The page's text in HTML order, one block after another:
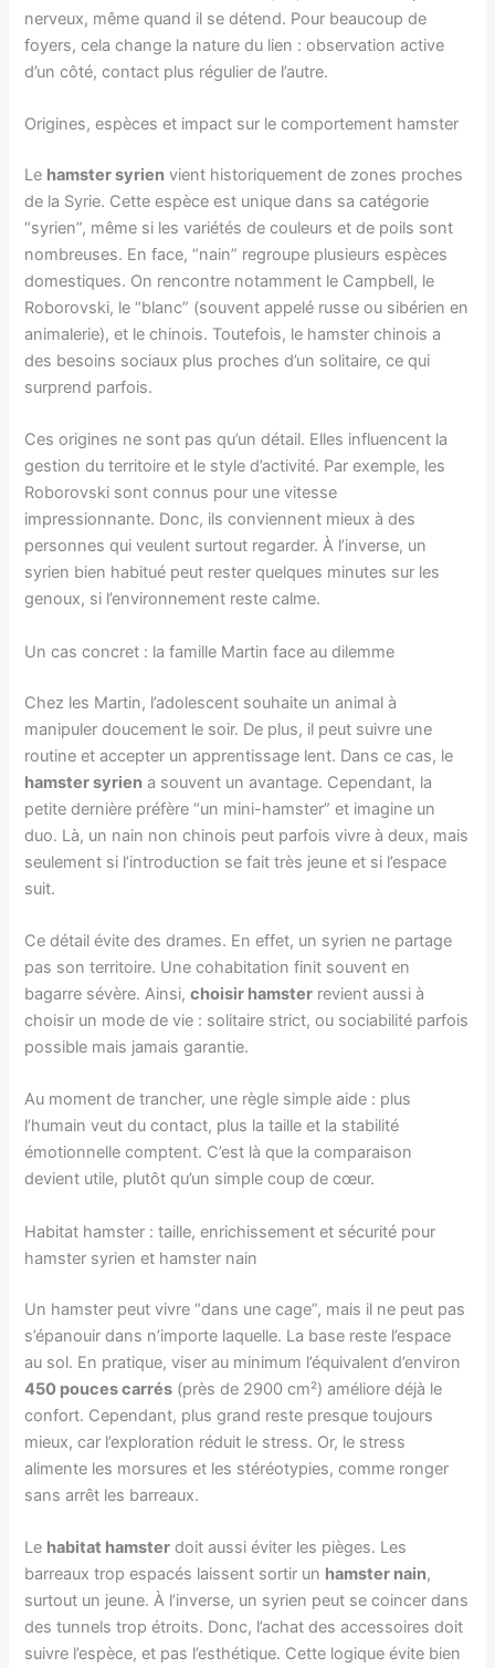
nerveux, même quand il se détend. Pour beaucoup de
foyers, cela change la nature du lien : observation active
d’un côté, contact plus régulier de l’autre.
Origines, espèces et impact sur le comportement hamster
Le hamster syrien vient historiquement de zones proches
de la Syrie. Cette espèce est unique dans sa catégorie
“syrien”, même si les variétés de couleurs et de poils sont
nombreuses. En face, “nain” regroupe plusieurs espèces
domestiques. On rencontre notamment le Campbell, le
Roborovski, le “blanc” (souvent appelé russe ou sibérien en
animalerie), et le chinois. Toutefois, le hamster chinois a
des besoins sociaux plus proches d’un solitaire, ce qui
surprend parfois.
Ces origines ne sont pas qu’un détail. Elles influencent la
gestion du territoire et le style d’activité. Par exemple, les
Roborovski sont connus pour une vitesse
impressionnante. Donc, ils conviennent mieux à des
personnes qui veulent surtout regarder. À l’inverse, un
syrien bien habitué peut rester quelques minutes sur les
genoux, si l’environnement reste calme.
Un cas concret : la famille Martin face au dilemme
Chez les Martin, l’adolescent souhaite un animal à
manipuler doucement le soir. De plus, il peut suivre une
routine et accepter un apprentissage lent. Dans ce cas, le
hamster syrien a souvent un avantage. Cependant, la
petite dernière préfère “un mini-hamster” et imagine un
duo. Là, un nain non chinois peut parfois vivre à deux, mais
seulement si l’introduction se fait très jeune et si l’espace
suit.
Ce détail évite des drames. En effet, un syrien ne partage
pas son territoire. Une cohabitation finit souvent en
bagarre sévère. Ainsi,choisir hamster revient aussi à
choisir un mode de vie : solitaire strict, ou sociabilité parfois
possible mais jamais garantie.
Au moment de trancher, une règle simple aide : plus
l’humain veut du contact, plus la taille et la stabilité
émotionnelle comptent. C’est là que la comparaison
devient utile, plutôt qu’un simple coup de cœur.
Habitat hamster : taille, enrichissement et sécurité pour
hamster syrien et hamster nain
Un hamster peut vivre “dans une cage”, mais il ne peut pas
s’épanouir dans n’importe laquelle. La base reste l’espace
au sol. En pratique, viser au minimum l’équivalent d’environ
450 pouces carrés (près de 2900 cm²) améliore déjà le
confort. Cependant, plus grand reste presque toujours
mieux, car l’exploration réduit le stress. Or, le stress
alimente les morsures et les stéréotypies, comme ronger
sans arrêt les barreaux.
Le habitat hamster doit aussi éviter les pièges. Les
barreaux trop espacés laissent sortir un hamster nain,
surtout un jeune. À l’inverse, un syrien peut se coincer dans
des tunnels trop étroits. Donc, l’achat des accessoires doit
suivre l’espèce, et pas l’esthétique. Cette logique évite bien